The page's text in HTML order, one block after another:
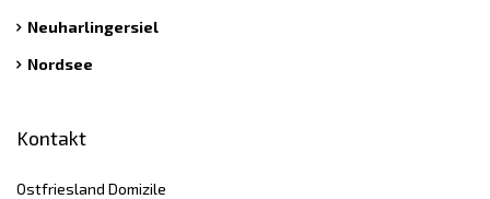
Neuharlingersiel
Nordsee
Kontakt
Ostfriesland Domizile